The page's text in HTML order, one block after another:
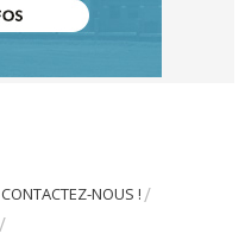
CONTACTEZ-NOUS !